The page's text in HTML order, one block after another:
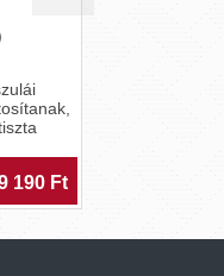
190 Ft